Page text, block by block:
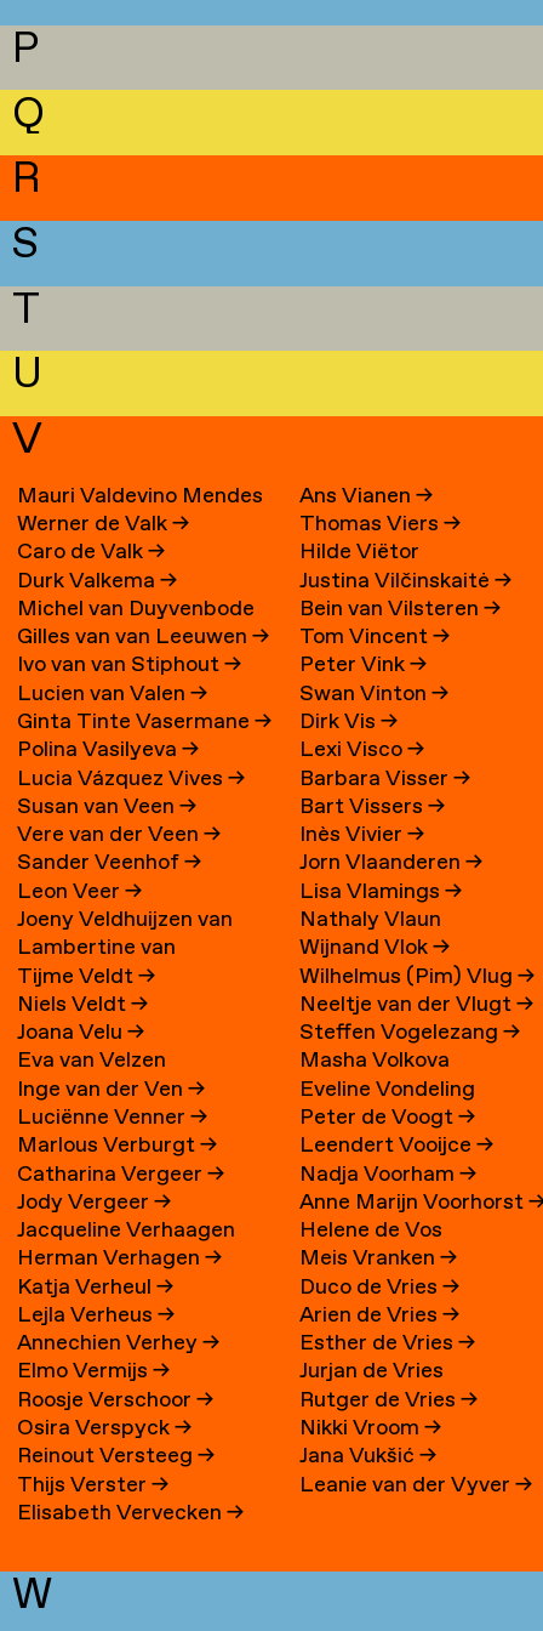
P
Q
R
S
T
U
V
Mauri Valdevino Mendes
→
Werner de Valk→
Caro de Valk→
Durk Valkema→
Michel van Duyvenbode
Gilles van van Leeuwen→
Ivo van van Stiphout→
Lucien van Valen→
Ginta Tinte Vasermane→
Polina Vasilyeva→
Lucia Vázquez Vives→
Susan van Veen→
Vere van der Veen→
Sander Veenhof→
Leon Veer→
Joeny Veldhuijzen van
Zanten→
Lambertine van
Veldhuizen→
Tijme Veldt→
Niels Veldt→
Joana Velu→
Eva van Velzen
Inge van der Ven→
Luciënne Venner→
Marlous Verburgt→
Catharina Vergeer→
Jody Vergeer→
Jacqueline Verhaagen
Herman Verhagen→
Katja Verheul→
Lejla Verheus→
Annechien Verhey→
Elmo Vermijs→
Roosje Verschoor→
Osira Verspyck→
Reinout Versteeg→
Thijs Verster→
Elisabeth Vervecken→
Ans Vianen→
Thomas Viers→
Hilde Viëtor
Justina Vilčinskaitė→
Bein van Vilsteren→
Tom Vincent→
Peter Vink→
Swan Vinton→
Dirk Vis→
Lexi Visco→
Barbara Visser→
Bart Vissers→
Inès Vivier→
Jorn Vlaanderen→
Lisa Vlamings→
Nathaly Vlaun
Wijnand Vlok→
Wilhelmus (Pim) Vlug→
Neeltje van der Vlugt→
Steffen Vogelezang→
Masha Volkova
Eveline Vondeling
Peter de Voogt→
Leendert Vooijce→
Nadja Voorham→
Anne Marijn Voorhorst
Helene de Vos
Meis Vranken→
Duco de Vries→
Arien de Vries→
Esther de Vries→
Jurjan de Vries
Rutger de Vries→
Nikki Vroom→
Jana Vukšić→
Leanie van der Vyver→
W